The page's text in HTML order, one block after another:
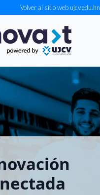
Volver al sitio web ujcv.edu.hn